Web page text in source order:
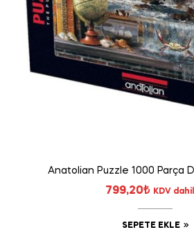
Anatolian Puzzle 1000 Parça
799,20₺ KDV
SEPETE EKLE